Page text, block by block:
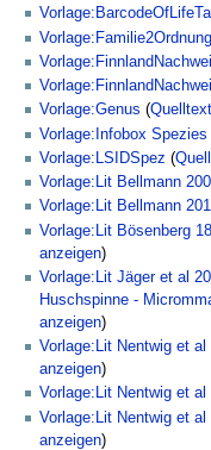
Vorlage:Familie2Ordnung
Vorlage:Genus (
Vorlage:Infobox Spezies
Vorlage:LSIDSpez (
Vorlage:Lit Bellmann
Vorlage:Lit Bellmann
Vorlage:Lit Bösenberg
anzeigen)
Vorlage:Lit Jäger et al
Huschspinne -
anzeigen)
Vorlage:Lit Nentwig et
anzeigen)
Vorlage:Lit Nentwig et al
Vorlage:Lit Nentwig et
anzeigen)